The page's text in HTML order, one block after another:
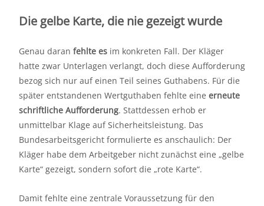
Die gelbe Karte, die nie gezeigt wurde
Genau daran fehlte es im konkreten Fall. Der Kläger
hatte zwar Unterlagen verlangt, doch diese Aufforderung
bezog sich nur auf einen Teil seines Guthabens. Für die
später entstandenen Wertguthaben fehlte eine erneute
schriftliche Aufforderung. Stattdessen erhob er
unmittelbar Klage auf Sicherheitsleistung. Das
Bundesarbeitsgericht formulierte es anschaulich: Der
Kläger habe dem Arbeitgeber nicht zunächst eine „gelbe
Karte“ gezeigt, sondern sofort die „rote Karte“.
Damit fehlte eine zentrale Voraussetzung für den